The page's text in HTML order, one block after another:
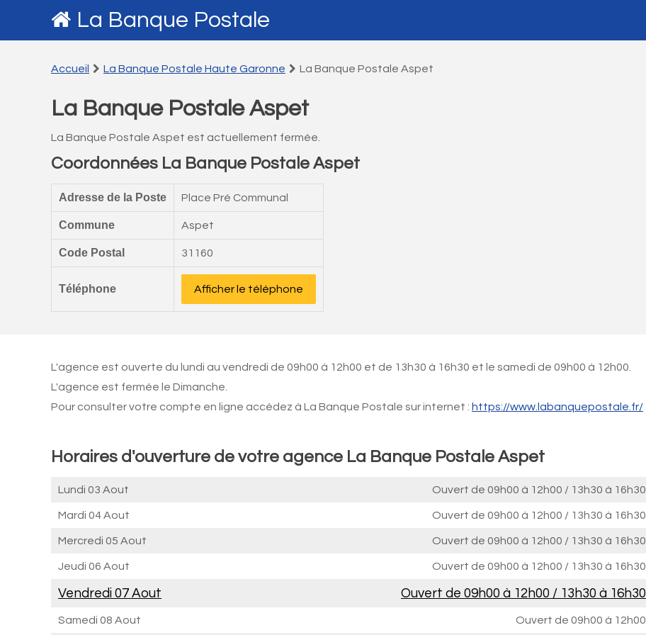
La Banque Postale
Accueil La Banque Postale Haute Garonne La Banque Postale Aspet
La Banque Postale Aspet
La Banque Postale Aspet est actuellement fermée.
Coordonnées La Banque Postale Aspet
Adresse de la Poste Place Pré Communal
Commune Aspet
Code Postal 31160
Téléphone Afficher le téléphone
L'agence est ouverte du lundi au vendredi de 09h00 à 12h00 et de 13h30 à 16h30 et le samedi de 09h00 à 12h00.
L'agence est fermée le Dimanche.
Pour consulter votre compte en ligne accédez à La Banque Postale sur internet : https://www.labanquepostale.fr/
Horaires d'ouverture de votre agence La Banque Postale Aspet
Lundi 03 Aout Ouvert de 09h00 à 12h00 / 13h30 à 16h30
Mardi 04 Aout Ouvert de 09h00 à 12h00 / 13h30 à 16h30
Mercredi 05 Aout Ouvert de 09h00 à 12h00 / 13h30 à 16h30
Jeudi 06 Aout Ouvert de 09h00 à 12h00 / 13h30 à 16h30
Vendredi 07 Aout Ouvert de 09h00 à 12h00 / 13h30 à 16h30
Samedi 08 Aout Ouvert de 09h00 à 12h00